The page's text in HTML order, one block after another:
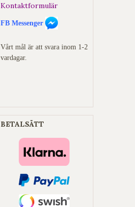
Kontaktformulär
FB Messenger
Vårt mål är att svara inom 1-2
vardagar.
BETALSÄTT